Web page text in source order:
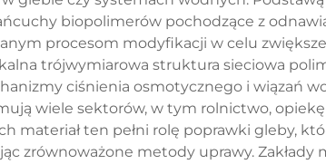
biopolimerów pochodzące z
procesom modyfikacji w celu
trójwymiarowa struktura sieciowa
ciśnienia osmotycznego i wiązań
wiele sektorów, w tym rolnictwo,
materiał ten pełni rolę poprawki gleby,
zrównoważone metody uprawy.